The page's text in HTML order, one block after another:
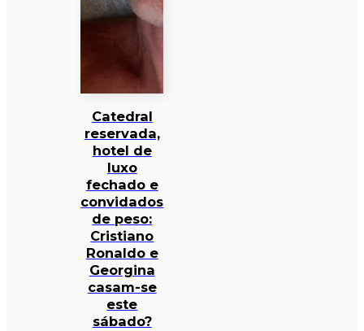
Catedral
reservada,
hotel de
luxo
fechado e
convidados
de peso:
Cristiano
Ronaldo e
Georgina
casam-se
este
sábado?